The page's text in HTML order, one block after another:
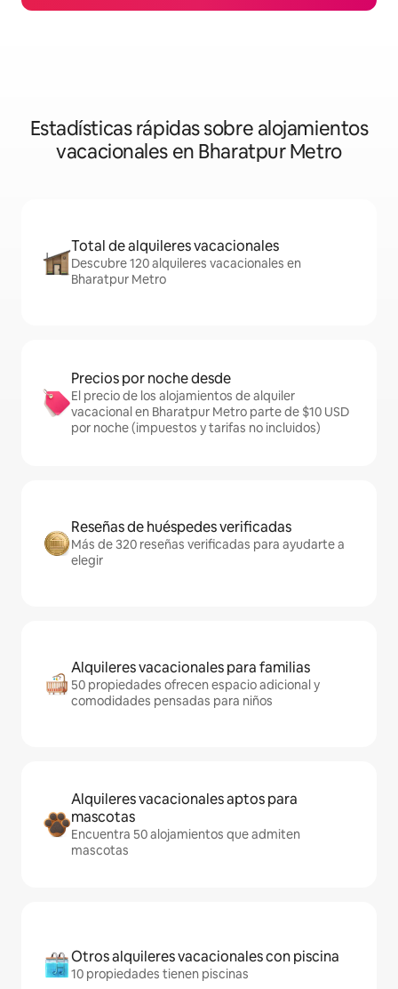
Estadísticas rápidas sobre alojamientos
vacacionales en Bharatpur Metro
Total de alquileres vacacionales
Descubre 120 alquileres vacacionales en
Bharatpur Metro
Precios por noche desde
El precio de los alojamientos de alquiler
vacacional en Bharatpur Metro parte de $10 USD
por noche (impuestos y tarifas no incluidos)
Reseñas de huéspedes verificadas
Más de 320 reseñas verificadas para ayudarte a
elegir
Alquileres vacacionales para familias
50 propiedades ofrecen espacio adicional y
comodidades pensadas para niños
Alquileres vacacionales aptos para
mascotas
Encuentra 50 alojamientos que admiten
mascotas
Otros alquileres vacacionales con piscina
10 propiedades tienen piscinas